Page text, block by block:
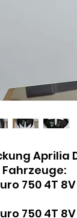
Aprilia
750 4T 8V
750 4T 8V